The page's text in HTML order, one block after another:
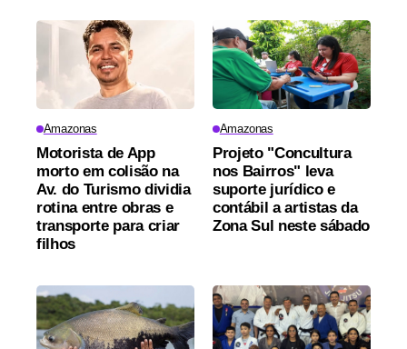
Amazonas
Motorista de App
morto em colisão na
Av. do Turismo dividia
rotina entre obras e
transporte para criar
filhos
Amazonas
Projeto "Concultura
nos Bairros" leva
suporte jurídico e
contábil a artistas da
Zona Sul neste sábado